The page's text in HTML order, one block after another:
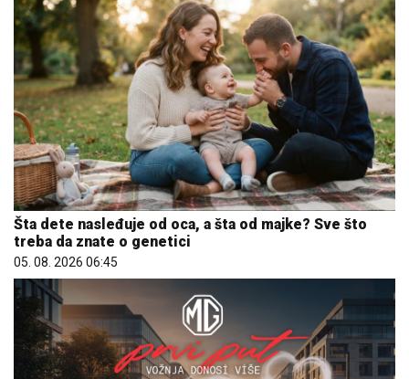
Šta dete nasleđuje od oca, a šta od majke? Sve što
treba da znate o genetici
05. 08. 2026 06:45